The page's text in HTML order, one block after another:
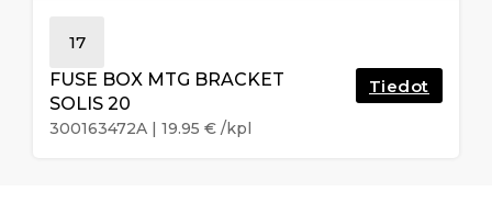
17
FUSE BOX MTG BRACKET
SOLIS 20
300163472A | 19.95 € /kpl
Tiedot